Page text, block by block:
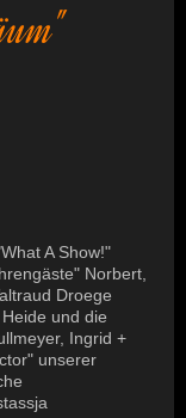
A Show!"
Norbert,
Droege
und die
Ingrid +
unserer